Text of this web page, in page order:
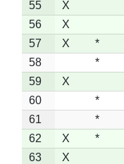
55
X
56
X
57
X *
58
*
59
X
60
*
61
*
62
X *
63
X